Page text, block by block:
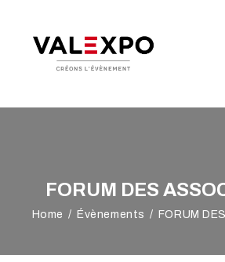
FORUM DES
Home Évènements FORUM
VALEXPO
AGENDA
ACCÈS &